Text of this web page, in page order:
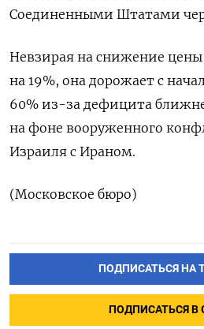
Соединенными Штатами
Невзирая на снижение
на 19%, она дорожает с
60% из-за ‌дефицита
на фоне вооруженного
Израиля с Ираном.
(Московское бюро)
ПОДПИСАТЬСЯ НА
ПОДПИСАТЬСЯ В